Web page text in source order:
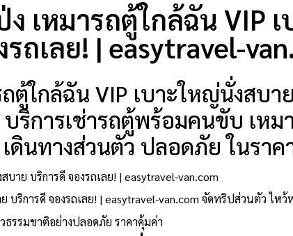
เหมารถตู้ใกล้ฉัน VIP
ถเลย! | easytravel-
ตู้ใกล้ฉัน VIP เบาะใหญ่นั่งสบา
ริการเช่ารถตู้พร้อมคนขับ เหม
ดินทางส่วนตัว ปลอดภัย ในรา
าย บริการดี จองรถเลย! | easytravel-van.com
ริการดี จองรถเลย! | easytravel-van.com จัดทริปส่วนตัว ไห
รรมชาติอย่างปลอดภัย ราคาคุ้มค่า